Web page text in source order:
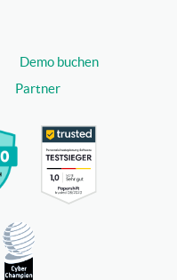
Demo buchen
Partner